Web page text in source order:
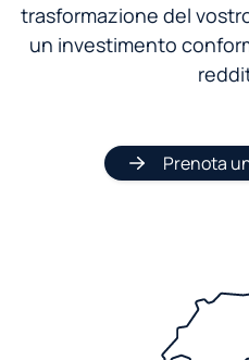
trasformazione del
un investimento
Prenota